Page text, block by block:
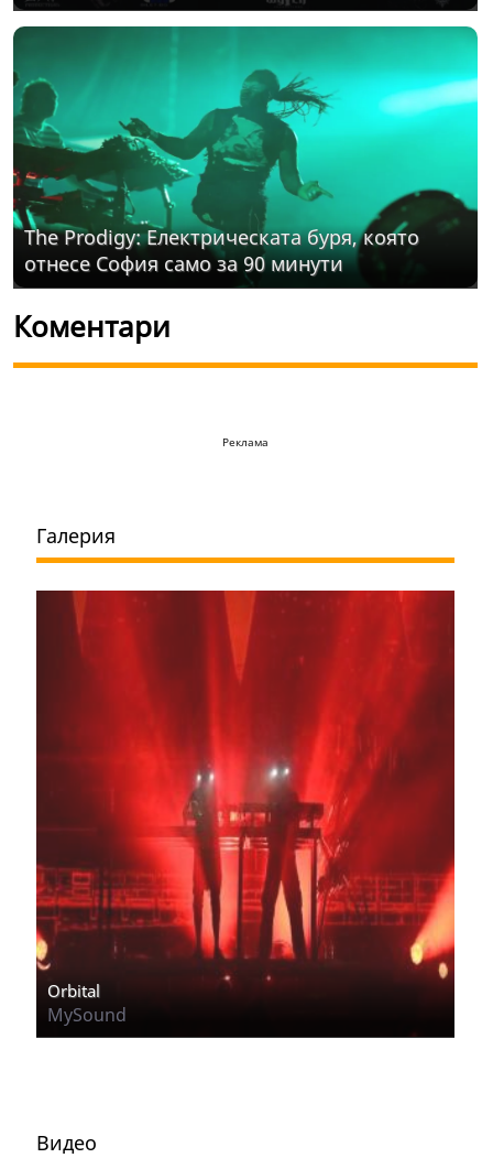
The Prodigy: Електрическата буря, която
отнесе София само за 90 минути
Коментари
Реклама
Галерия
Orbital
MySound
Видео